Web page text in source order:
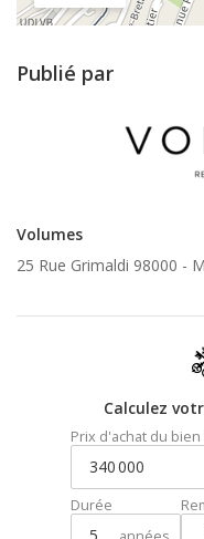
Publié par
Volumes
25 Rue Grimaldi 98000 -
Calculez
Prix d'achat du
Durée